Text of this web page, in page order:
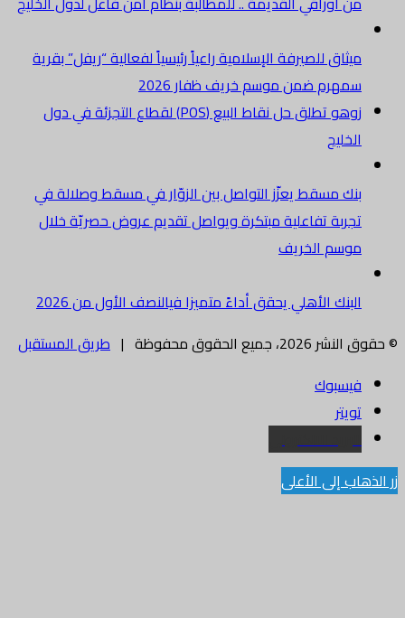
ميثاق للصيرفة الإسلامية راعياً رئيسياً لفعالية “ريفل” بقرية
سمهرم ضمن موسم خريف ظفار 2026
زوهو تطلق حل نقاط البيع (POS) لقطاع التجزئة في دول
الخليج
بنك مسقط يعزّز التواصل بين الزوّار في مسقط وصلالة في
تجربة تفاعلية مبتكرة ويواصل تقديم عروض حصريّة خلال
موسم الخريف
البنك الأهلي يحقق أداءً متميزا فيالنصف الأول من 2026
© حقوق النشر 2026، جميع الحقوق محفوظة |
طريق المستقبل
فيسبوك
تويتر
البريد الالكتروني
زر الذهاب إلى الأعلى